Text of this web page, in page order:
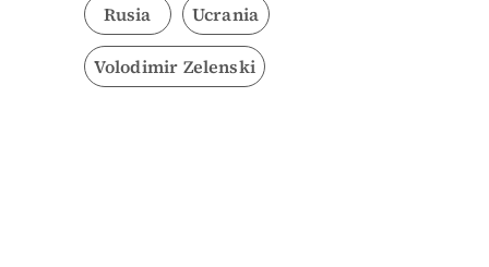
Rusia Ucrania
Volodimir Zelenski